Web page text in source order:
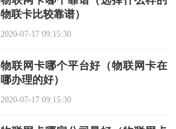
物联卡比较靠谱）
2020-07-17 09:15:30
物联网卡哪个平台好（物联网卡在
哪办理的好）
2020-07-17 09:15:30